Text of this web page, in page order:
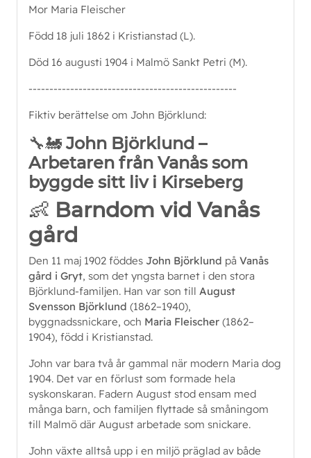
Mor Maria Fleischer
Född 18 juli 1862 i Kristianstad (L).
Död 16 augusti 1904 i Malmö Sankt Petri (M).
--------------------------------------------------
Fiktiv berättelse om John Björklund:
🔧🚂 John Björklund –
Arbetaren från Vanås som
byggde sitt liv i Kirseberg
👶 Barndom vid Vanås
gård
Den 11 maj 1902 föddes John Björklund på Vanås
gård i Gryt, som det yngsta barnet i den stora
Björklund‑familjen. Han var son till August
Svensson Björklund (1862–1940),
byggnadssnickare, och Maria Fleischer (1862–
1904), född i Kristianstad.
John var bara två år gammal när modern Maria dog
1904. Det var en förlust som formade hela
syskonskaran. Fadern August stod ensam med
många barn, och familjen flyttade så småningom
till Malmö där August arbetade som snickare.
John växte alltså upp i en miljö präglad av både